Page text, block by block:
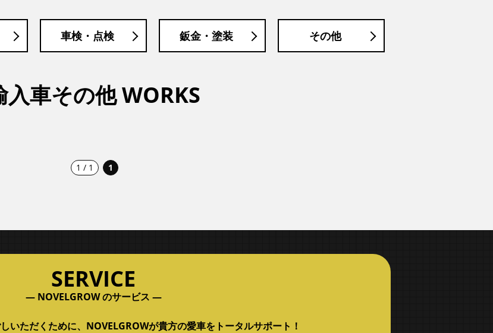
車検・点検 鈑金・塗装 その他
入車その他 WORKS
1 / 1 1
SERVICE
― NOVELGROW のサービス ―
いただくために、NOVELGROWが貴方の愛車をトータルサポート！